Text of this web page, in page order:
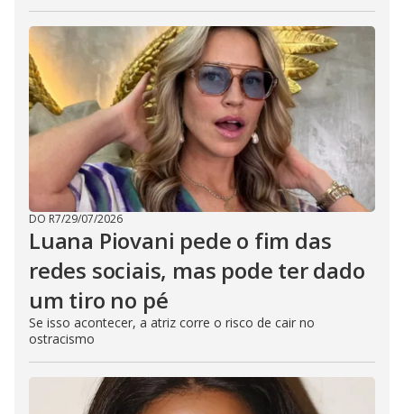
DO R7/29/07/2026
Luana Piovani pede o fim das
redes sociais, mas pode ter dado
um tiro no pé
Se isso acontecer, a atriz corre o risco de cair no
ostracismo